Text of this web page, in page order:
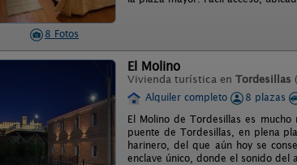
8 Fotos
El Molino
Vivienda turística en Tordesillas
Alquiler completo
8 plazas
El Molino de Tordesillas es
puente de Tordesillas, en plena
harinero, del que aún hoy se
enclave único, donde el sonido del